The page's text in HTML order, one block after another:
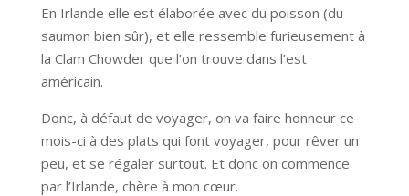
En Irlande elle est élaborée avec du poisson (du
saumon bien sûr), et elle ressemble furieusement à
la Clam Chowder que l’on trouve dans l’est
américain.
Donc, à défaut de voyager, on va faire honneur ce
mois-ci à des plats qui font voyager, pour rêver un
peu, et se régaler surtout. Et donc on commence
par l’Irlande, chère à mon cœur.